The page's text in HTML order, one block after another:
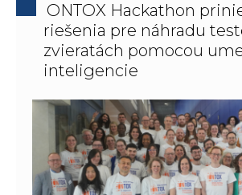
ONTOX Hackathon
riešenia pre náhradu
zvieratách pomocou
inteligencie